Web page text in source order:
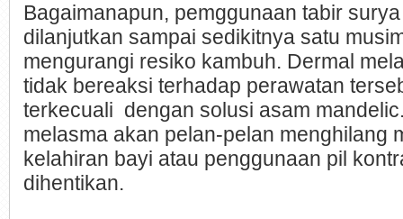
Bagaimanapun, pemggunaan tabir
dilanjutkan sampai sedikitnya satu
mengurangi resiko kambuh. Dermal
tidak bereaksi terhadap perawatan
terkecuali dengan solusi asam
melasma akan pelan-pelan menghilang
kelahiran bayi atau penggunaan pil
dihentikan.